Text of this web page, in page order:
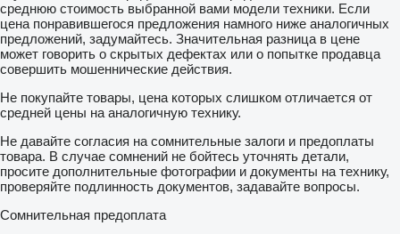
среднюю стоимость выбранной вами модели техники. Если
цена понравившегося предложения намного ниже аналогичных
предложений, задумайтесь. Значительная разница в цене
может говорить о скрытых дефектах или о попытке продавца
совершить мошеннические действия.
Не покупайте товары, цена которых слишком отличается от
средней цены на аналогичную технику.
Не давайте согласия на сомнительные залоги и предоплаты
товара. В случае сомнений не бойтесь уточнять детали,
просите дополнительные фотографии и документы на технику,
проверяйте подлинность документов, задавайте вопросы.
Сомнительная предоплата